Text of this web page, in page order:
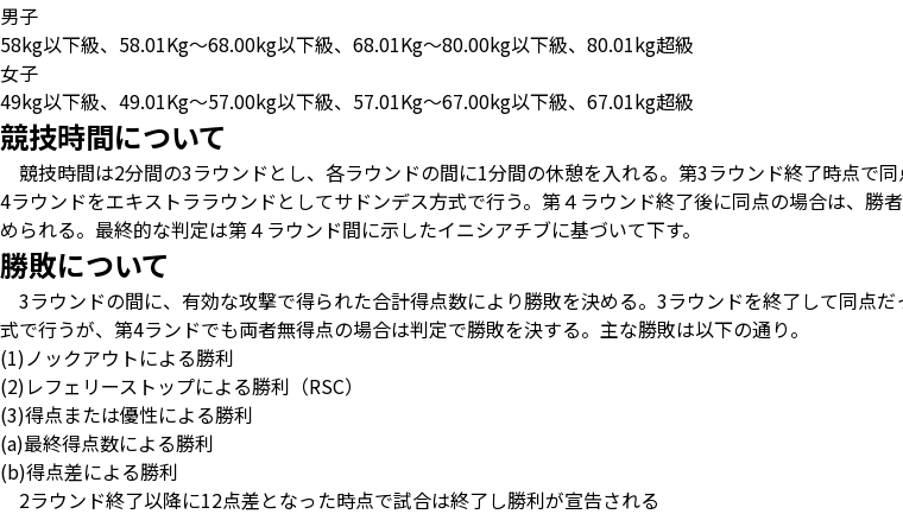
男子
58kg以下級、58.01Kg〜68.00kg以下級、68.01Kg〜80.00kg以下級、80.01kg超級
女子
49kg以下級、49.01Kg〜57.00kg以下級、57.01Kg〜67.00kg以下級、67.01kg超級
競技時間について
競技時間は2分間の3ラウンドとし、各ラウンドの間に1分間の休憩を入れる。第3ラウンド終了時点で
4ラウンドをエキストララウンドとしてサドンデス方式で行う。第４ラウンド終了後に同点の場合は、勝
められる。最終的な判定は第４ラウンド間に示したイニシアチブに基づいて下す。
勝敗について
3ラウンドの間に、有効な攻撃で得られた合計得点数により勝敗を決める。3ラウンドを終了して同点
式で行うが、第4ランドでも両者無得点の場合は判定で勝敗を決する。主な勝敗は以下の通り。
(1)ノックアウトによる勝利
(2)レフェリーストップによる勝利（RSC）
(3)得点または優性による勝利
(a)最終得点数による勝利
(b)得点差による勝利
2ラウンド終了以降に12点差となった時点で試合は終了し勝利が宣告される